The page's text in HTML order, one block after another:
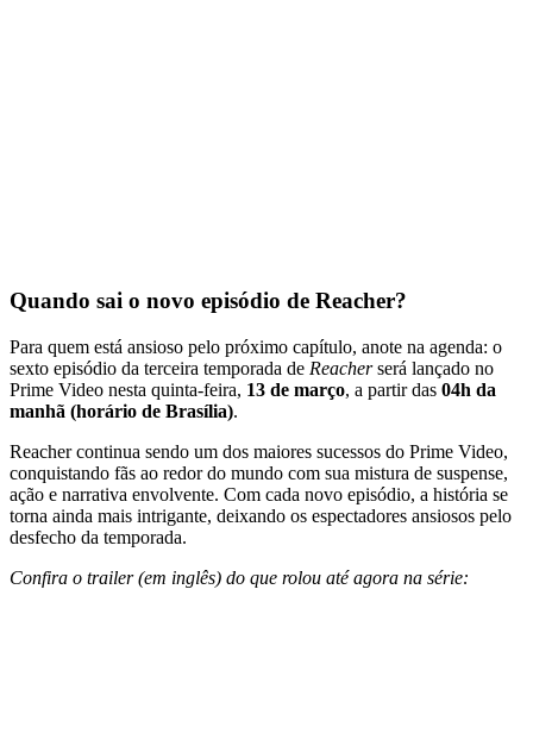
Quando sai o novo episódio de Reacher?
Para quem está ansioso pelo próximo capítulo, anote na agenda: o
sexto episódio da terceira temporada de Reacherserá lançado no
Prime Video nesta quinta-feira, 13 de março, a partir das 04h da
manhã (horário de Brasília).
Reacher continua sendo um dos maiores sucessos do Prime Video,
conquistando fãs ao redor do mundo com sua mistura de suspense,
ação e narrativa envolvente. Com cada novo episódio, a história se
torna ainda mais intrigante, deixando os espectadores ansiosos pelo
desfecho da temporada.
Confira o trailer (em inglês) do que rolou até agora na série: